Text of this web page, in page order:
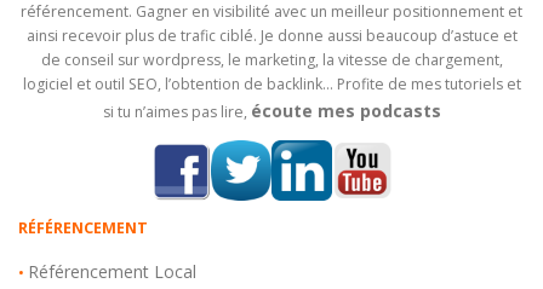
référencement. Gagner en visibilité avec un meilleur positionnement et
ainsi recevoir plus de trafic ciblé. Je donne aussi beaucoup d’astuce et
de conseil sur wordpress, le marketing, la vitesse de chargement,
logiciel et outil SEO, l’obtention de backlink… Profite de mes tutoriels et
si tu n’aimes pas lire, écoute mes podcasts
RÉFÉRENCEMENT
• Référencement Local